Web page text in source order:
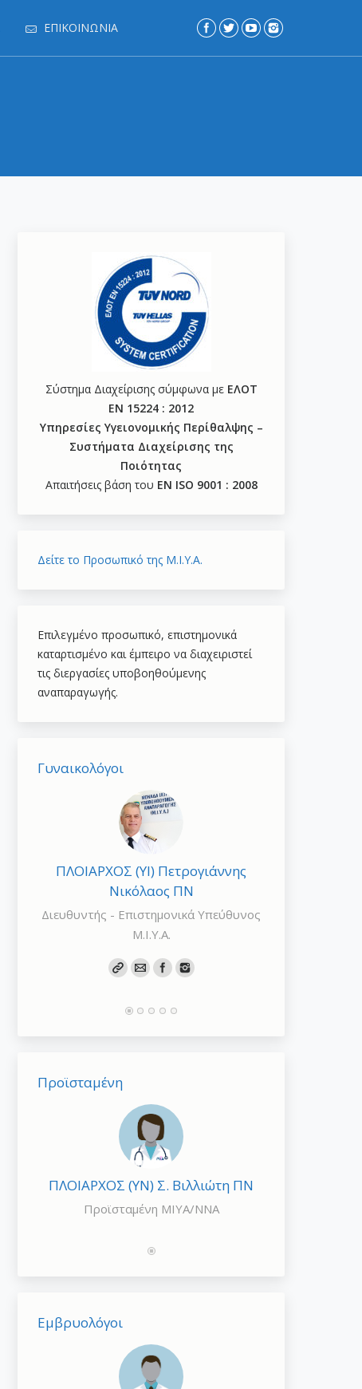
ΕΠΙΚΟΙΝΩΝΊΑ
Σύστημα Διαχείρισης σύμφωνα με ΕΛΟΤ
ΕΝ 15224 : 2012
Υπηρεσίες Υγειονομικής Περίθαλψης –
Συστήματα Διαχείρισης της
Ποιότητας
Απαιτήσεις βάση του ΕΝ ISO 9001 : 2008
Δείτε το Προσωπικό της Μ.Ι.Υ.Α.
Επιλεγμένο προσωπικό, επιστημονικά
καταρτισμένο και έμπειρο να διαχειριστεί
τις διεργασίες υποβοηθούμενης
αναπαραγωγής.
Γυναικολόγοι
ΠΛΟΙΑΡΧΟΣ (ΥΙ) Πετρογιάννης
Νικόλαος ΠΝ
Διευθυντής - Επιστημονικά Υπεύθυνος
Μ.Ι.Υ.Α.
Προϊσταμένη
ΠΛΟΙΑΡΧΟΣ (ΥΝ) Σ. Βιλλιώτη ΠΝ
Προϊσταμένη ΜΙΥΑ/ΝΝΑ
Εμβρυολόγοι